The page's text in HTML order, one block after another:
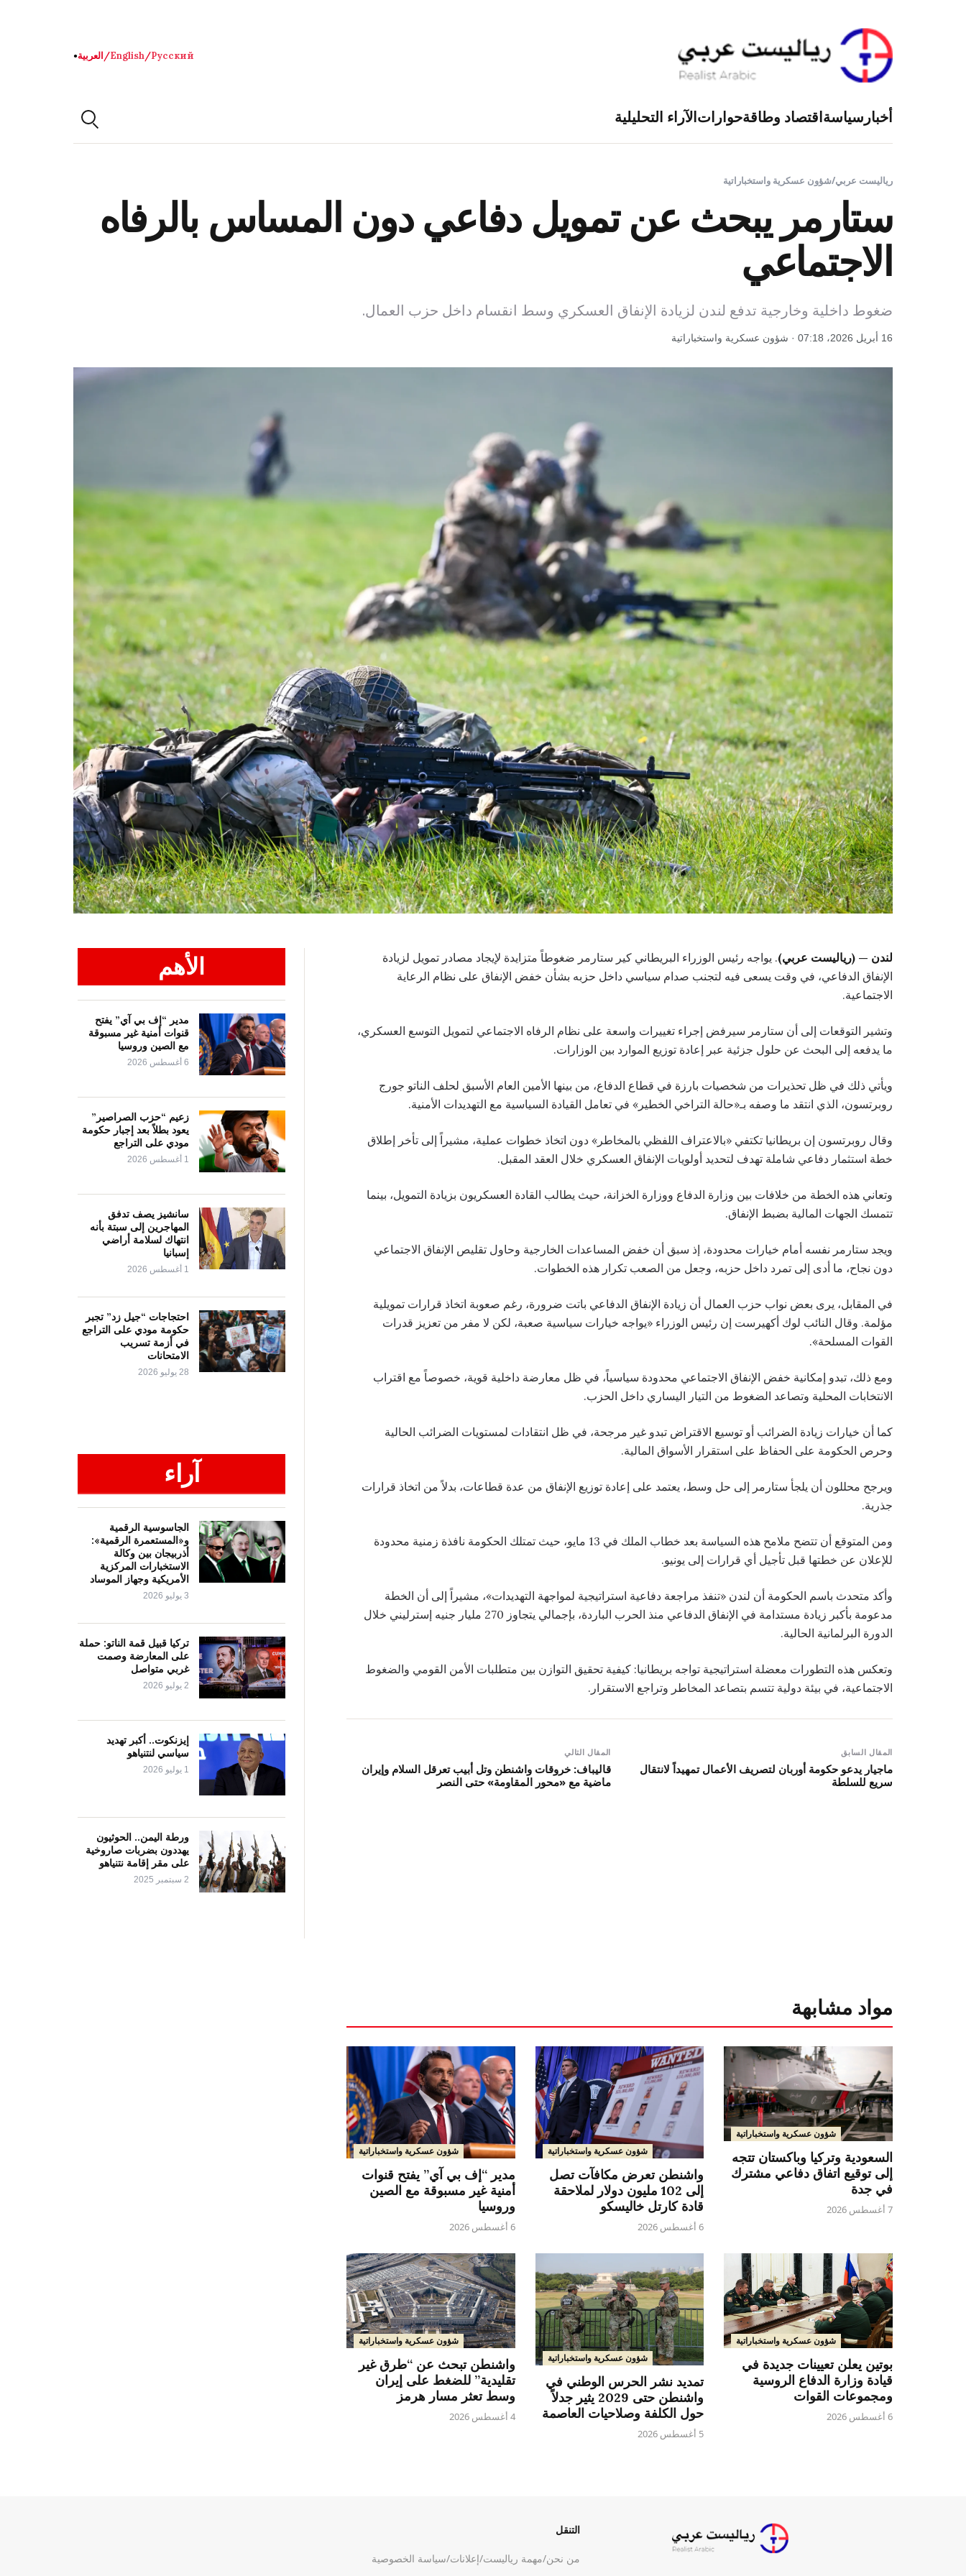
Русский
/
English
/العربية●
أخبار سياسةاقتصاد وطاقةحواراتالآراء التحليلية
رياليست عربي/شؤون عسكرية واستخباراتية
ستارمر يبحث عن تمويل دفاعي دون المساس بالرفاه
الاجتماعي
ضغوط داخلية وخارجية تدفع لندن لزيادة الإنفاق العسكري وسط انقسام داخل حزب العمال.
16 أبريل 2026، 07:18 · شؤون عسكرية واستخباراتية
لندن — (رياليست عربي). يواجه رئيس الوزراء البريطاني كير ستارمر ضغوطاً متزايدة لإيجاد مصادر تمويل لزيادة
الإنفاق الدفاعي، في وقت يسعى فيه لتجنب صدام سياسي داخل حزبه بشأن خفض الإنفاق على نظام الرعاية
الاجتماعية.
وتشير التوقعات إلى أن ستارمر سيرفض إجراء تغييرات واسعة على نظام الرفاه الاجتماعي لتمويل التوسع العسكري،
ما يدفعه إلى البحث عن حلول جزئية عبر إعادة توزيع الموارد بين الوزارات.
ويأتي ذلك في ظل تحذيرات من شخصيات بارزة في قطاع الدفاع، من بينها الأمين العام الأسبق لحلف الناتو جورج
روبرتسون، الذي انتقد ما وصفه بـ«حالة التراخي الخطير» في تعامل القيادة السياسية مع التهديدات الأمنية.
وقال روبرتسون إن بريطانيا تكتفي «بالاعتراف اللفظي بالمخاطر» دون اتخاذ خطوات عملية، مشيراً إلى تأخر إطلاق
خطة استثمار دفاعي شاملة تهدف لتحديد أولويات الإنفاق العسكري خلال العقد المقبل.
وتعاني هذه الخطة من خلافات بين وزارة الدفاع ووزارة الخزانة، حيث يطالب القادة العسكريون بزيادة التمويل، بينما
تتمسك الجهات المالية بضبط الإنفاق.
ويجد ستارمر نفسه أمام خيارات محدودة، إذ سبق أن خفض المساعدات الخارجية وحاول تقليص الإنفاق الاجتماعي
دون نجاح، ما أدى إلى تمرد داخل حزبه، وجعل من الصعب تكرار هذه الخطوات.
في المقابل، يرى بعض نواب حزب العمال أن زيادة الإنفاق الدفاعي باتت ضرورة، رغم صعوبة اتخاذ قرارات تمويلية
مؤلمة. وقال النائب لوك أكهيرست إن رئيس الوزراء «يواجه خيارات سياسية صعبة، لكن لا مفر من تعزيز قدرات
القوات المسلحة».
ومع ذلك، تبدو إمكانية خفض الإنفاق الاجتماعي محدودة سياسياً، في ظل معارضة داخلية قوية، خصوصاً مع اقتراب
الانتخابات المحلية وتصاعد الضغوط من التيار اليساري داخل الحزب.
كما أن خيارات زيادة الضرائب أو توسيع الاقتراض تبدو غير مرجحة، في ظل انتقادات لمستويات الضرائب الحالية
وحرص الحكومة على الحفاظ على استقرار الأسواق المالية.
ويرجح محللون أن يلجأ ستارمر إلى حل وسط، يعتمد على إعادة توزيع الإنفاق من عدة قطاعات، بدلاً من اتخاذ قرارات
جذرية.
ومن المتوقع أن تتضح ملامح هذه السياسة بعد خطاب الملك في 13 مايو، حيث تمتلك الحكومة نافذة زمنية محدودة
للإعلان عن خطتها قبل تأجيل أي قرارات إلى يونيو.
وأكد متحدث باسم الحكومة أن لندن «تنفذ مراجعة دفاعية استراتيجية لمواجهة التهديدات»، مشيراً إلى أن الخطة
مدعومة بأكبر زيادة مستدامة في الإنفاق الدفاعي منذ الحرب الباردة، بإجمالي يتجاوز 270 مليار جنيه إسترليني خلال
الدورة البرلمانية الحالية.
وتعكس هذه التطورات معضلة استراتيجية تواجه بريطانيا: كيفية تحقيق التوازن بين متطلبات الأمن القومي والضغوط
الاجتماعية، في بيئة دولية تتسم بتصاعد المخاطر وتراجع الاستقرار.
المقال السابق
ماجيار يدعو حكومة أوربان لتصريف الأعمال تمهيداً لانتقال
سريع للسلطة
المقال التالي
قالیباف: خروقات واشنطن وتل أبيب تعرقل السلام وإيران
ماضية مع «محور المقاومة» حتى النصر
الأهم
مدير “إف بي آي” يفتح
قنوات أمنية غير مسبوقة
مع الصين وروسيا
6 أغسطس 2026
زعيم “حزب الصراصير”
يعود بطلاً بعد إجبار حكومة
مودي على التراجع
1 أغسطس 2026
سانشيز يصف تدفق
المهاجرين إلى سبتة بأنه
انتهاك لسلامة أراضي
إسبانيا
1 أغسطس 2026
احتجاجات “جيل زد” تجبر
حكومة مودي على التراجع
في أزمة تسريب
الامتحانات
28 يوليو 2026
آراء
الجاسوسية الرقمية
و«المستعمرة الرقمية»:
أذربيجان بين وكالة
الاستخبارات المركزية
الأمريكية وجهاز الموساد
3 يوليو 2026
تركيا قبيل قمة الناتو: حملة
على المعارضة وصمت
غربي متواصل
2 يوليو 2026
إيزنكوت.. أكبر تهديد
سياسي لنتنياهو
1 يوليو 2026
ورطة اليمن.. الحوثيون
يهددون بضربات صاروخية
على مقر إقامة نتنياهو
2 سبتمبر 2025
مواد مشابهة
شؤون عسكرية واستخباراتية
السعودية وتركيا وباكستان تتجه
إلى توقيع اتفاق دفاعي مشترك
في جدة
7 أغسطس 2026
شؤون عسكرية واستخباراتية
واشنطن تعرض مكافآت تصل
إلى 102 مليون دولار لملاحقة
قادة كارتل خاليسكو
6 أغسطس 2026
شؤون عسكرية واستخباراتية
مدير “إف بي آي” يفتح قنوات
أمنية غير مسبوقة مع الصين
وروسيا
6 أغسطس 2026
شؤون عسكرية واستخباراتية
بوتين يعلن تعيينات جديدة في
قيادة وزارة الدفاع الروسية
ومجموعات القوات
6 أغسطس 2026
شؤون عسكرية واستخباراتية
تمديد نشر الحرس الوطني في
واشنطن حتى 2029 يثير جدلاً
حول الكلفة وصلاحيات العاصمة
5 أغسطس 2026
شؤون عسكرية واستخباراتية
واشنطن تبحث عن “طرق غير
تقليدية” للضغط على إيران
وسط تعثر مسار هرمز
4 أغسطس 2026
التنقل
من نحن/مهمة رياليست/إعلانات/سياسة الخصوصية